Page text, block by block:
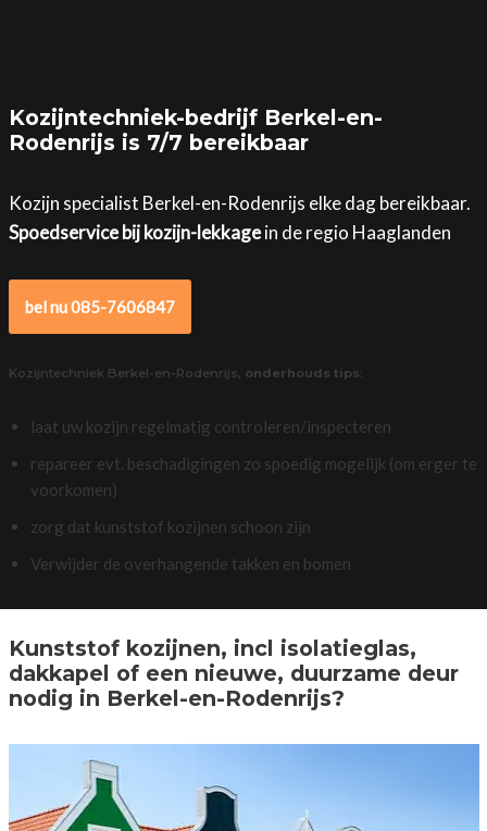
Kozijntechniek-bedrijf Berkel-en-
Rodenrijs is 7/7 bereikbaar
Kozijn specialist Berkel-en-Rodenrijs elke dag bereikbaar.
Spoedservice bij kozijn-lekkagein de regio Haaglanden
bel nu 085-7606847
Kozijntechniek Berkel-en-Rodenrijs, onderhouds tips:
laat uw kozijn regelmatig controleren/inspecteren
repareer evt. beschadigingen zo spoedig mogelijk (om erger te
voorkomen)
zorg dat kunststof kozijnen schoon zijn
Verwijder de overhangende takken en bomen
Kunststof kozijnen, incl isolatieglas,
dakkapel of een nieuwe, duurzame deur
nodig in Berkel-en-Rodenrijs?